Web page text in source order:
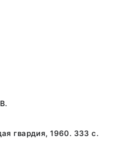
гвардия, 1960. 333 с.